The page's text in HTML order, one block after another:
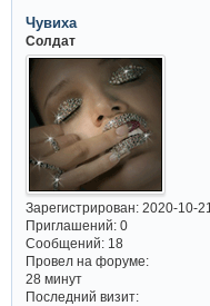
Чувиха
Солдат
Зарегистрирован: 2020-10-21
Приглашений:0
Сообщений:18
Провел на форуме:
28 минут
Последний визит: